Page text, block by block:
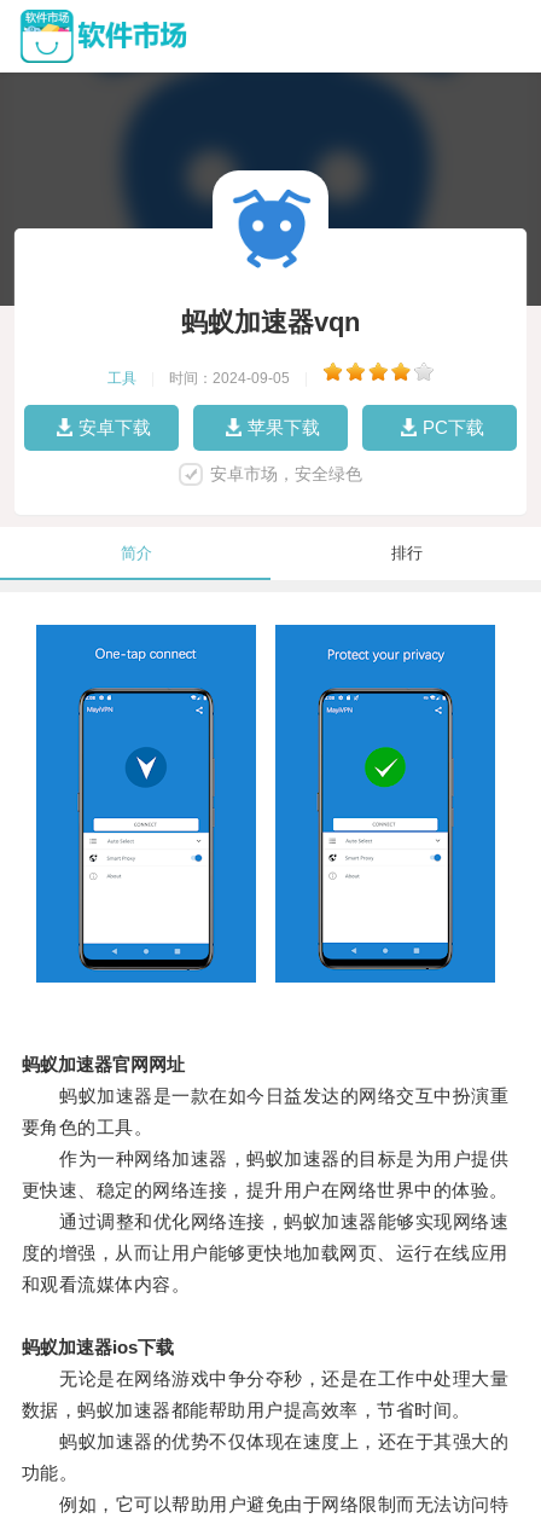
蚂蚁加速器vqn
工具 时间：2024-09-05
安卓下载 苹果下载 PC下载
安卓市场，安全绿色
简介 排行
蚂蚁加速器官网网址
蚂蚁加速器是一款在如今日益发达的网络交互中扮演重
要角色的工具。
作为一种网络加速器，蚂蚁加速器的目标是为用户提供
更快速、稳定的网络连接，提升用户在网络世界中的体验。
通过调整和优化网络连接，蚂蚁加速器能够实现网络速
度的增强，从而让用户能够更快地加载网页、运行在线应用
和观看流媒体内容。
蚂蚁加速器ios下载
无论是在网络游戏中争分夺秒，还是在工作中处理大量
数据，蚂蚁加速器都能帮助用户提高效率，节省时间。
蚂蚁加速器的优势不仅体现在速度上，还在于其强大的
功能。
例如，它可以帮助用户避免由于网络限制而无法访问特